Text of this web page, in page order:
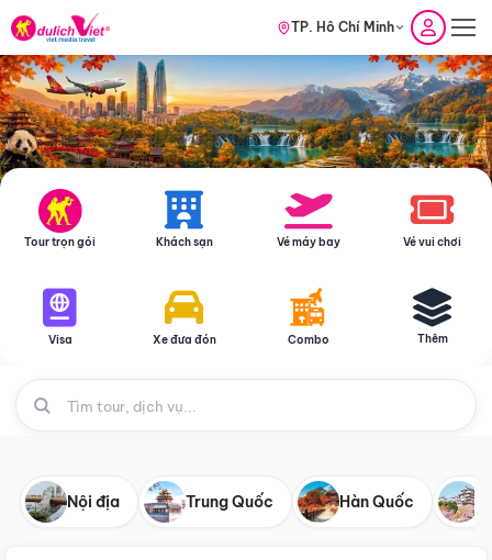
TP. Hồ Chí Minh
Tour trọn gói Khách sạn Vé máy bay Vé vui chơi
Visa Xe đưa đón Combo Thêm
Nội địa Trung Quốc Hàn Quốc